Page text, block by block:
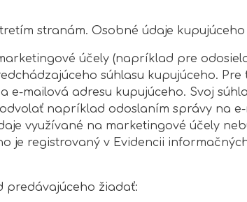
stranám. Osobné údaje kupujúceho
účely (napríklad pre
súhlasu kupujúceho.
e-mailová adresu kupujúceho. Svoj
napríklad odoslaním správy na
využívané na marketingové účely
je registrovaný v Evidencii
predávajúceho žiadať: